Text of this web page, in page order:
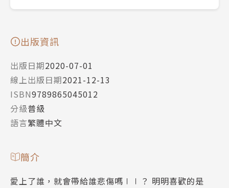
出版資訊
出版日期2020-07-01
線上出版日期2021-12-13
ISBN9789865045012
分級普級
語言繁體中文
簡介
愛上了誰，就會帶給誰悲傷嗎∣∣？ 明明喜歡的是